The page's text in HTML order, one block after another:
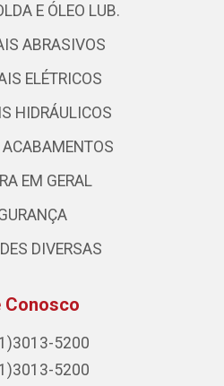
E ÓLEO LUB.
ABRASIVOS
ELÉTRICOS
HIDRÁULICOS
ACABAMENTOS
EM GERAL
DIVERSAS
Conosco
5200
5200